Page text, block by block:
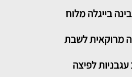
בייגלה מלוח
מרוקאית לשבת
עגבניות לפיצה